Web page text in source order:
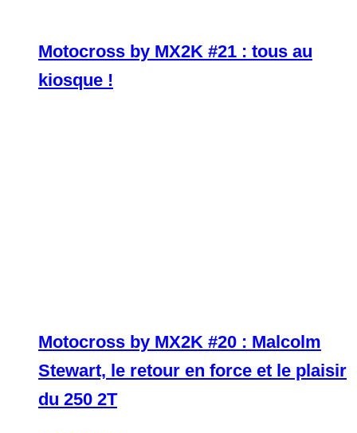
Motocross by MX2K #21 : tous au
kiosque !
Motocross by MX2K #20 : Malcolm
Stewart, le retour en force et le plaisir
du 250 2T